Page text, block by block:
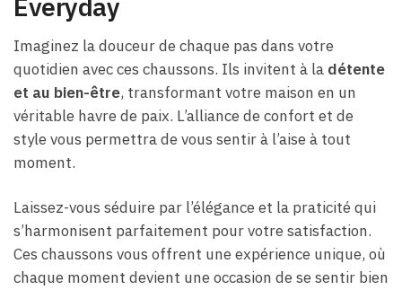
Everyday
Imaginez la douceur de chaque pas dans votre
quotidien avec ces chaussons. Ils invitent à la détente
et au bien-être, transformant votre maison en un
véritable havre de paix. L’alliance de confort et de
style vous permettra de vous sentir à l’aise à tout
moment.
Laissez-vous séduire par l’élégance et la praticité qui
s’harmonisent parfaitement pour votre satisfaction.
Ces chaussons vous offrent une expérience unique, où
chaque moment devient une occasion de se sentir bien